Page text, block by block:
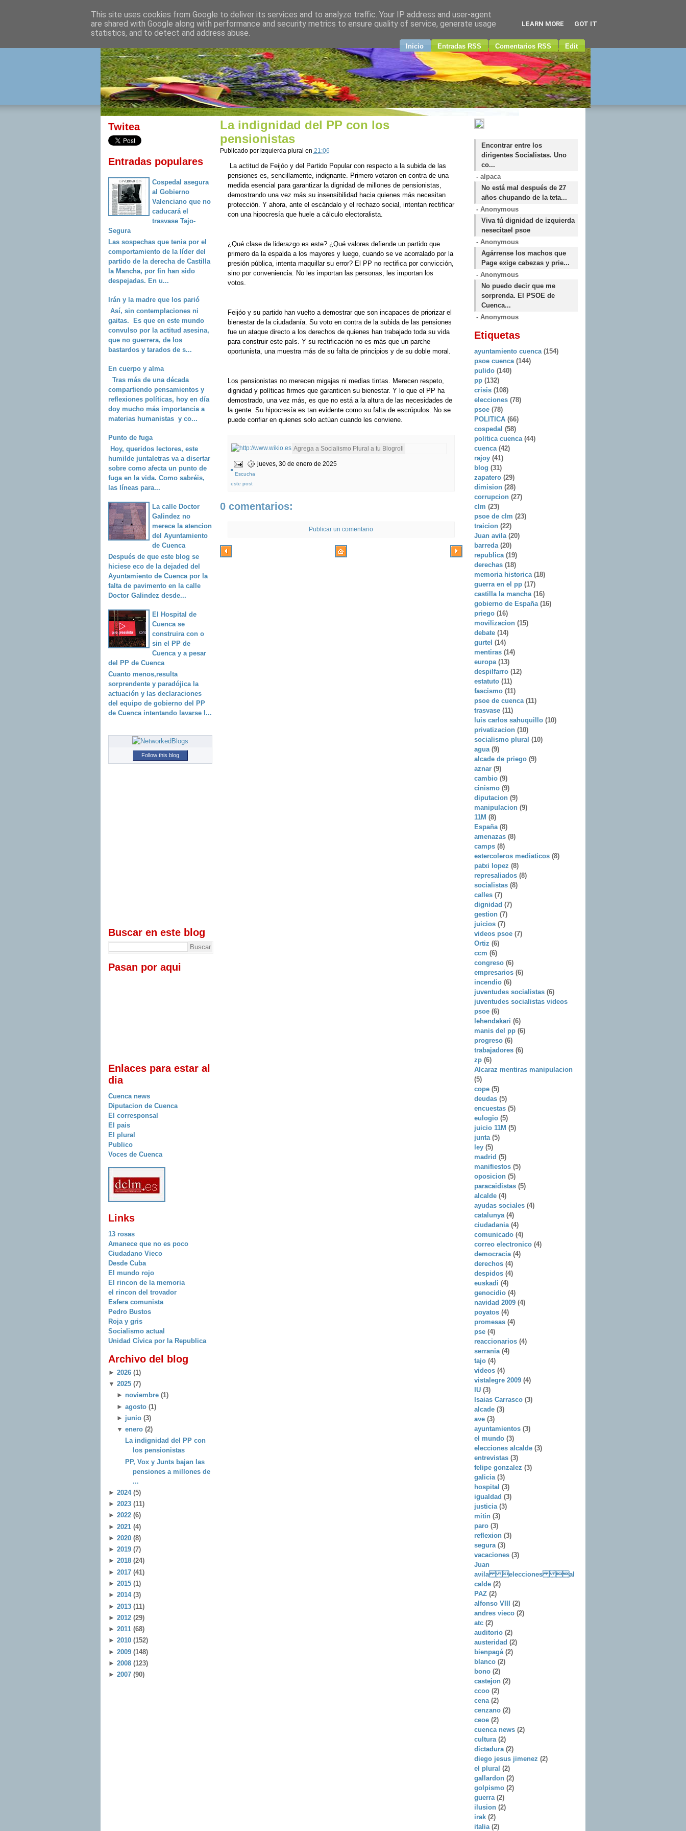
izquierda plural
Inicio Entradas RSS Comentarios RSS Edit
Twitea
Entradas populares
Cospedal asegura
al Gobierno
Valenciano que no
caducará el
trasvase Tajo-
Segura
Las sospechas que tenia por el
comportamiento de la líder del
partido de la derecha de Castilla
la Mancha, por fin han sido
despejadas. En u...
Irán y la madre que los parió
Así, sin contemplaciones ni
gaitas. Es que en este mundo
convulso por la actitud asesina,
que no guerrera, de los
bastardos y tarados de s...
En cuerpo y alma
Tras más de una década
compartiendo pensamientos y
reflexiones políticas, hoy en día
doy mucho más importancia a
materias humanistas y co...
Punto de fuga
Hoy, queridos lectores, este
humilde juntaletras va a disertar
sobre como afecta un punto de
fuga en la vida. Como sabréis,
las líneas para...
La calle Doctor
Galindez no
merece la atencion
del Ayuntamiento
de Cuenca
Después de que este blog se
hiciese eco de la dejaded del
Ayuntamiento de Cuenca por la
falta de pavimento en la calle
Doctor Galindez desde...
El Hospital de
Cuenca se
construira con o
sin el PP de
Cuenca y a pesar
del PP de Cuenca
Cuanto menos,resulta
sorprendente y paradójica la
actuación y las declaraciones
del equipo de gobierno del PP
de Cuenca intentando lavarse l...
Follow this blog
Buscar en este blog
Pasan por aqui
Enlaces para estar al
dia
Cuenca news
Diputacion de Cuenca
El corresponsal
El pais
El plural
Publico
Voces de Cuenca
Links
13 rosas
Amanece que no es poco
Ciudadano Vieco
Desde Cuba
El mundo rojo
El rincon de la memoria
el rincon del trovador
Esfera comunista
Pedro Bustos
Roja y gris
Socialismo actual
Unidad Cívica por la Republica
Archivo del blog
► 2026 (1)
▼ 2025 (7)
► noviembre (1)
► agosto (1)
► junio (3)
▼ enero (2)
La indignidad del PP con
los pensionistas
PP, Vox y Junts bajan las
pensiones a millones de
...
► 2024 (5)
► 2023 (11)
► 2022 (6)
► 2021 (4)
► 2020 (8)
► 2019 (7)
► 2018 (24)
► 2017 (41)
► 2015 (1)
► 2014 (3)
► 2013 (11)
► 2012 (29)
► 2011 (68)
► 2010 (152)
► 2009 (148)
► 2008 (123)
► 2007 (90)
La indignidad del PP con los
pensionistas
Publicado por izquierda plural en 21:06
La actitud de Feijóo y del Partido Popular con respecto a la subida de las
pensiones es, sencillamente, indignante. Primero votaron en contra de una
medida esencial para garantizar la dignidad de millones de pensionistas,
demostrando una vez más su insensibilidad hacia quienes más necesitan
protección. Y ahora, ante el escándalo y el rechazo social, intentan rectificar
con una hipocresía que huele a cálculo electoralista.
¿Qué clase de liderazgo es este? ¿Qué valores defiende un partido que
primero da la espalda a los mayores y luego, cuando se ve acorralado por la
presión pública, intenta maquillar su error? El PP no rectifica por convicción,
sino por conveniencia. No les importan las personas, les importan los
votos.
Feijóo y su partido han vuelto a demostrar que son incapaces de priorizar el
bienestar de la ciudadanía. Su voto en contra de la subida de las pensiones
fue un ataque directo a los derechos de quienes han trabajado toda su vida
para construir este país. Y su rectificación no es más que un parche
oportunista, una muestra más de su falta de principios y de su doble moral.
Los pensionistas no merecen migajas ni medias tintas. Merecen respeto,
dignidad y políticas firmes que garanticen su bienestar. Y lo que el PP ha
demostrado, una vez más, es que no está a la altura de las necesidades de
la gente. Su hipocresía es tan evidente como su falta de escrúpulos. No se
puede confiar en quienes solo actúan cuando les conviene.
jueves, 30 de enero de 2025
Escucha
este post
0 comentarios:
Publicar un comentario
Encontrar entre los
dirigentes Socialistas. Uno
co...
- alpaca
No está mal después de 27
años chupando de la teta...
- Anonymous
Viva tú dignidad de izquierda
nesecitael psoe
- Anonymous
Agárrense los machos que
Page exige cabezas y prie...
- Anonymous
No puedo decir que me
sorprenda. El PSOE de
Cuenca...
- Anonymous
Etiquetas
ayuntamiento cuenca (154)
psoe cuenca (144)
pulido (140)
pp (132)
crisis (108)
elecciones (78)
psoe (78)
POLITICA (66)
cospedal (58)
politica cuenca (44)
cuenca (42)
rajoy (41)
blog (31)
zapatero (29)
dimision (28)
corrupcion (27)
clm (23)
psoe de clm (23)
traicion (22)
Juan avila (20)
barreda (20)
republica (19)
derechas (18)
memoria historica (18)
guerra en el pp (17)
castilla la mancha (16)
gobierno de España (16)
priego (16)
movilizacion (15)
debate (14)
gurtel (14)
mentiras (14)
europa (13)
despilfarro (12)
estatuto (11)
fascismo (11)
psoe de cuenca (11)
trasvase (11)
luis carlos sahuquillo (10)
privatizacion (10)
socialismo plural (10)
agua (9)
alcade de priego (9)
aznar (9)
cambio (9)
cinismo (9)
diputacion (9)
manipulacion (9)
11M (8)
España (8)
amenazas (8)
camps (8)
estercoleros mediaticos (8)
patxi lopez (8)
represaliados (8)
socialistas (8)
calles (7)
dignidad (7)
gestion (7)
juicios (7)
videos psoe (7)
Ortiz (6)
ccm (6)
congreso (6)
empresarios (6)
incendio (6)
juventudes socialistas (6)
juventudes socialistas videos
psoe (6)
lehendakari (6)
manis del pp (6)
progreso (6)
trabajadores (6)
zp (6)
Alcaraz mentiras manipulacion
(5)
cope (5)
deudas (5)
encuestas (5)
eulogio (5)
juicio 11M (5)
junta (5)
ley (5)
madrid (5)
manifiestos (5)
oposicion (5)
paracaidistas (5)
alcalde (4)
ayudas sociales (4)
catalunya (4)
ciudadania (4)
comunicado (4)
correo electronico (4)
democracia (4)
derechos (4)
despidos (4)
euskadi (4)
genocidio (4)
navidad 2009 (4)
poyatos (4)
promesas (4)
pse (4)
reaccionarios (4)
serrania (4)
tajo (4)
videos (4)
vistalegre 2009 (4)
IU (3)
Isaias Carrasco (3)
alcade (3)
ave (3)
ayuntamientos (3)
el mundo (3)
elecciones alcalde (3)
entrevistas (3)
felipe gonzalez (3)
galicia (3)
hospital (3)
igualdad (3)
justicia (3)
mitin (3)
paro (3)
reflexion (3)
segura (3)
vacaciones (3)
Juan
avila elecciones al
calde (2)
PAZ (2)
alfonso VIII (2)
andres vieco (2)
atc (2)
auditorio (2)
austeridad (2)
bienpagá (2)
blanco (2)
bono (2)
castejon (2)
ccoo (2)
cena (2)
cenzano (2)
ceoe (2)
cuenca news (2)
cultura (2)
dictadura (2)
diego jesus jimenez (2)
el plural (2)
gallardon (2)
golpismo (2)
guerra (2)
ilusion (2)
irak (2)
italia (2)
This site uses cookies from Google to deliver its services and to analyze traffic. Your IP address and user-agent
are shared with Google along with performance and security metrics to ensure quality of service, generate usage
statistics, and to detect and address abuse.
LEARN MORE GOT IT